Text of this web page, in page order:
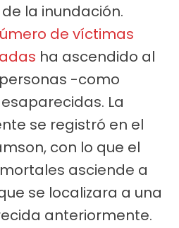
la inundación.
de víctimas
ha ascendido al
personas -como
La
se registró en el
con lo que el
asciende a
se localizara a una
anteriormente.